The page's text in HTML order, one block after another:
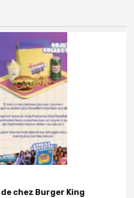
chez Burger King